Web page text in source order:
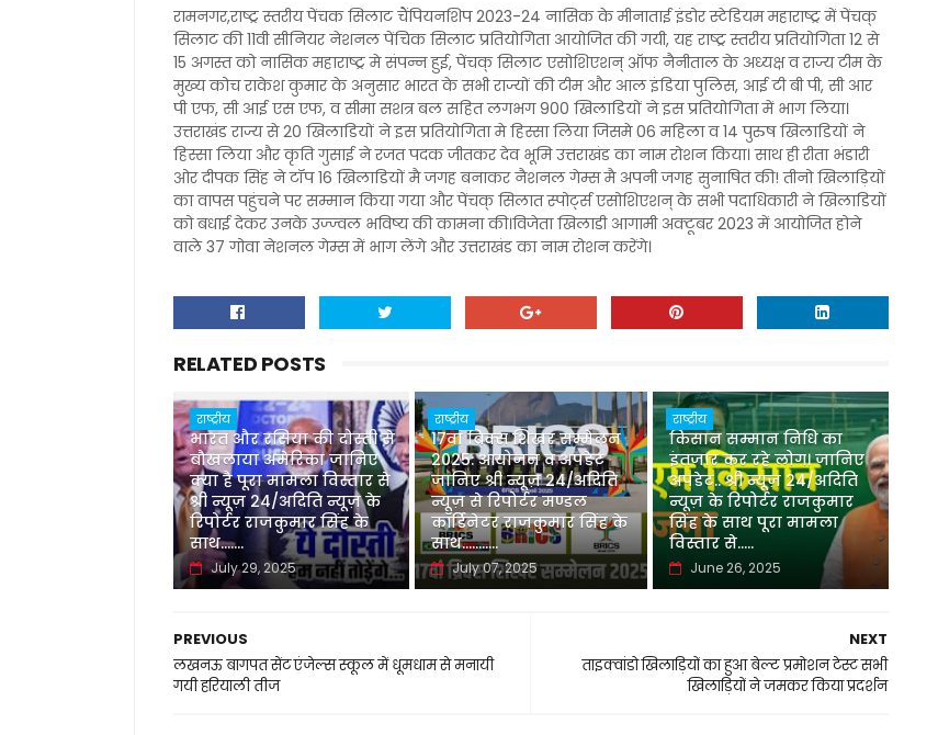
रामनगर,राष्ट्र स्तरीय पेंचक सिलाट चैंपियनशिप 2023-24 नासिक के मीनाताई इंडोर स्टेडियम महाराष्ट्र में पेंचक्
सिलाट की 11वी सीनियर नेशनल पेंचिक सिलाट प्रतियोगिता आयोजित की गयी, यह राष्ट्र स्तरीय प्रतियोगिता 12 से
15 अगस्त को नासिक महाराष्ट्र मे संपन्न हुई, पेंचक् सिलाट एसोशिएशन् ऑफ नैनीताल के अध्यक्ष व राज्य टीम के
मुख्य कोच राकेश कुमार के अनुसार भारत के सभी राज्यों की टीम और आल इंडिया पुलिस, आई टी बी पी, सी आर
पी एफ, सी आई एस एफ, व सीमा सशत्र बल सहित लगभग 900 खिलाडियों ने इस प्रतियोगिता में भाग लिया।
उत्तराखंड राज्य से 20 खिलाडियों ने इस प्रतियोगिता मे हिस्सा लिया जिसमे 06 महिला व 14 पुरुष खिलाडियों ने
हिस्सा लिया और कृति गुसाई ने रजत पदक जीतकर देव भूमि उत्तराखंड का नाम रोशन किया। साथ ही रीता भंडारी
ओर दीपक सिंह ने टॉप 16 खिलाडियों मै जगह बनाकर नैशनल गेम्स मै अपनी जगह सुनाषित की! तीनो खिलाड़ियों
का वापस पहुंचने पर सम्मान किया गया और पेंचक् सिलात स्पोर्ट्स एसोशिएशन् के सभी पदाधिकारी ने खिलाडियों
को बधाई देकर उनके उज्ज्वल भविष्य की कामना की।विजेता खिलाडी आगामी अक्टूबर 2023 में आयोजित होने
वाले 37 गोवा नेशनल गेम्स में भाग लेंगे और उत्तराखंड का नाम रोशन करेंगे।
RELATED POSTS
राष्ट्रीय
भारत और रसिया की दोस्ती से
बौखलाया अमेरिका जानिए
क्या है पूरा मामला विस्तार से
श्री न्यूज़ 24/अदिति न्यूज़ के
रिपोर्टर राजकुमार सिंह के
साथ.......
July 29, 2025
राष्ट्रीय
17वां ब्रिक्स शिखर सम्मेलन
2025: आयोजन व अपडेट
जानिए श्री न्यूज़ 24/अदिति
न्यूज़ से रिपोर्टर मण्डल
कॉर्डिनेटर राजकुमार सिंह के
साथ...........
July 07, 2025
राष्ट्रीय
किसान सम्मान निधि का
इंतजार कर रहे लोग। जानिए
अपडेट.. श्री न्यूज़ 24/अदिति
न्यूज़ के रिपोर्टर राजकुमार
सिंह के साथ पूरा मामला
विस्तार से.....
June 26, 2025
NEXT
ताइक्वांडो खिलाड़ियों का हुआ बेल्ट प्रमोशन टेस्ट सभी
खिलाड़ियों ने जमकर किया प्रदर्शन
PREVIOUS
लखनऊ बागपत सेंट एंजेल्स स्कूल में धूमधाम से मनायी
गयी हरियाली तीज